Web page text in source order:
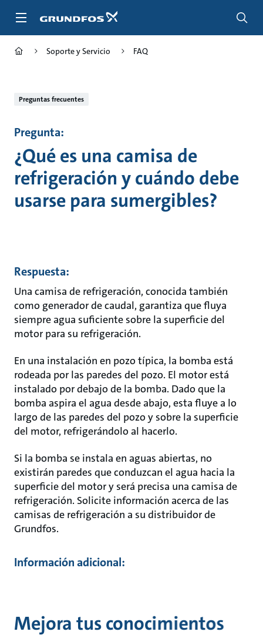
Soporte y Servicio FAQ
Preguntas frecuentes
Pregunta:
¿Qué es una camisa de
refrigeración y cuándo debe
usarse para sumergibles?
Respuesta:
Una camisa de refrigeración, conocida también
como generador de caudal, garantiza que fluya
siempre agua suficiente sobre la superficie del
motor para su refrigeración.
En una instalación en pozo típica, la bomba está
rodeada por las paredes del pozo. El motor está
instalado por debajo de la bomba. Dado que la
bomba aspira el agua desde abajo, esta fluye a lo
largo de las paredes del pozo y sobre la superficie
del motor, refrigerándolo al hacerlo.
Si la bomba se instala en aguas abiertas, no
existirán paredes que conduzcan el agua hacia la
superficie del motor y será precisa una camisa de
refrigeración. Solicite información acerca de las
camisas de refrigeración a su distribuidor de
Grundfos.
Información adicional:
Mejora tus conocimientos